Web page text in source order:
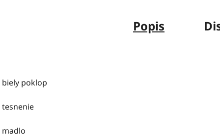
Popis
biely poklop
tesnenie
madlo